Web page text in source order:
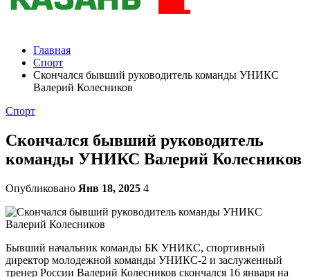
Главная
Спорт
Скончался бывший руководитель команды УНИКС
Валерий Колесников
Спорт
Скончался бывший руководитель
команды УНИКС Валерий Колесников
Опубликовано Янв 18, 2025 4
Бывший начальник команды БК УНИКС, спортивный
директор молодежной команды УНИКС-2 и заслуженный
тренер России Валерий Колесников скончался 16 января на